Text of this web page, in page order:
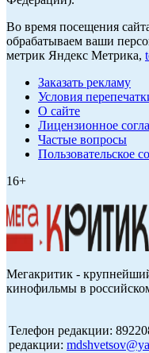
Во время посещения
обрабатываем ваши
метрик Яндекс Метрика,
Заказать рекламу
Условия
О сайте
Лицензионное
Частые вопросы
Пользовательское
16+
Мегакритик -
кинофильмы в
Телефон редакции:
редакции: